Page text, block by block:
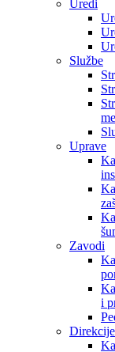
Uredi
Službe
Uprave
Zavodi
i
Direkcije